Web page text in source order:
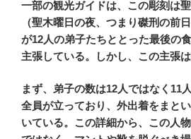
一部の観光ガイドは、この彫刻は
（聖木曜日の夜、つまり磔刑の前
が12人の弟子たちととった最後の
主張している。しかし、この主張は
まず、弟子の数は12人ではなく11
全員が立っており、外出着をまと
いている。この詳細から、この人